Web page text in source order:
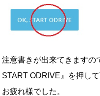
注意書きが出来てきますの
START ODRIVE』を押し
お疲れ様でした。